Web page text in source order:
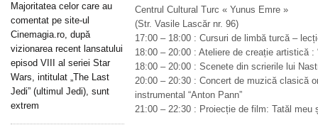
Centrul Cultural Turc « Yunus Emre »
(Str. Vasile Lascăr nr. 96)
17:00 – 18:00 : Cursuri de limbă turcă –
18:00 – 20:00 : Ateliere de creație artistică :
18:00 – 20:00 : Scenete din scrierile lui
20:00 – 20:30 : Concert de muzică clasică
instrumental “Anton Pann”
21:00 – 22:30 : Proiecție de film: Tatăl meu
Majoritatea celor care au
comentat pe site-ul
Cinemagia.ro, după
vizionarea recent lansatului
episod VIII al seriei Star
Wars, intitulat „The Last
Jedi” (ultimul Jedi), sunt
extrem